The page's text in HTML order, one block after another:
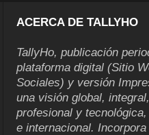
ACERCA DE TALLYHO
TallyHo, publicación
plataforma digital (Sitio
Sociales) y versión
una visión global,
profesional y
e internacional.